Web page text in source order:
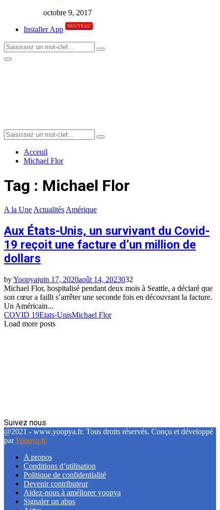
octobre 9, 2017
Installer App
NOUVEAU
Search
for:
Search
Primary
Search
for:
Search
Acceuil
Michael Flor
Tag : Michael Flor
A la Une Actualités Amérique
Aux États-Unis, un survivant du Covid-
19 reçoit une facture d’un million de
dollars
byYoopyajuin 17, 2020août 14, 2023032
Michael Flor, hospitalisé pendant deux mois à Seattle, a déclaré que
son cœur a failli s’arrêter une seconde fois en découvrant la facture.
Un Américain...
COVID 19Etats-UnisMichael Flor
Load more posts
Suivez nous
Facebook
Twitter
Linkedin
@2021 - www.yoopya.fr. Tous droits réservés. Conçu et développé
parYoopya.fr
A propos
Conditions d’utilisation
Politique de confidentialité
Devenir contributeur
Aidez-nous à améliorer yoopya
Signaler un abus